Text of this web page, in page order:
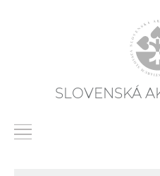
SLOVENSKÁ